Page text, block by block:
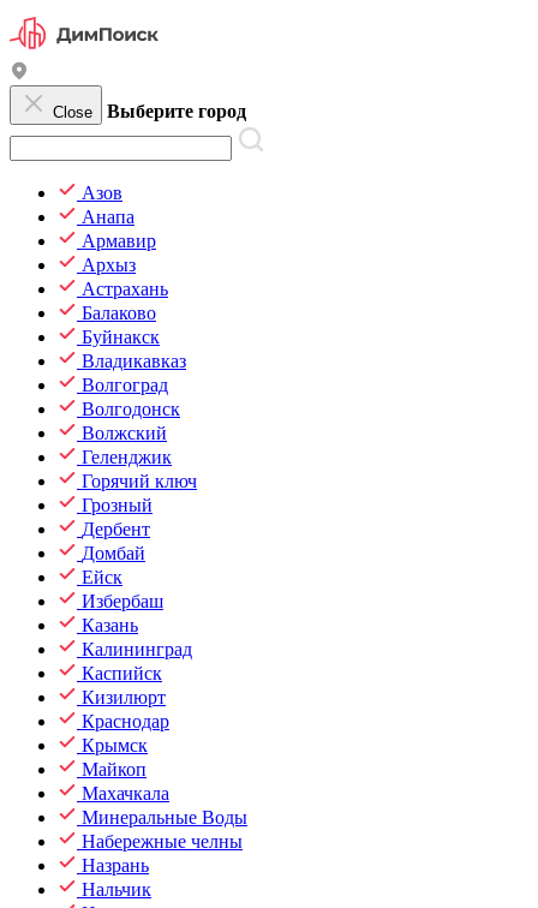
Close Выберите город
Азов
Анапа
Армавир
Архыз
Астрахань
Балаково
Буйнакск
Владикавказ
Волгоград
Волгодонск
Волжский
Геленджик
Горячий ключ
Грозный
Дербент
Домбай
Ейск
Избербаш
Казань
Калининград
Каспийск
Кизилюрт
Краснодар
Крымск
Майкоп
Махачкала
Минеральные Воды
Набережные челны
Назрань
Нальчик